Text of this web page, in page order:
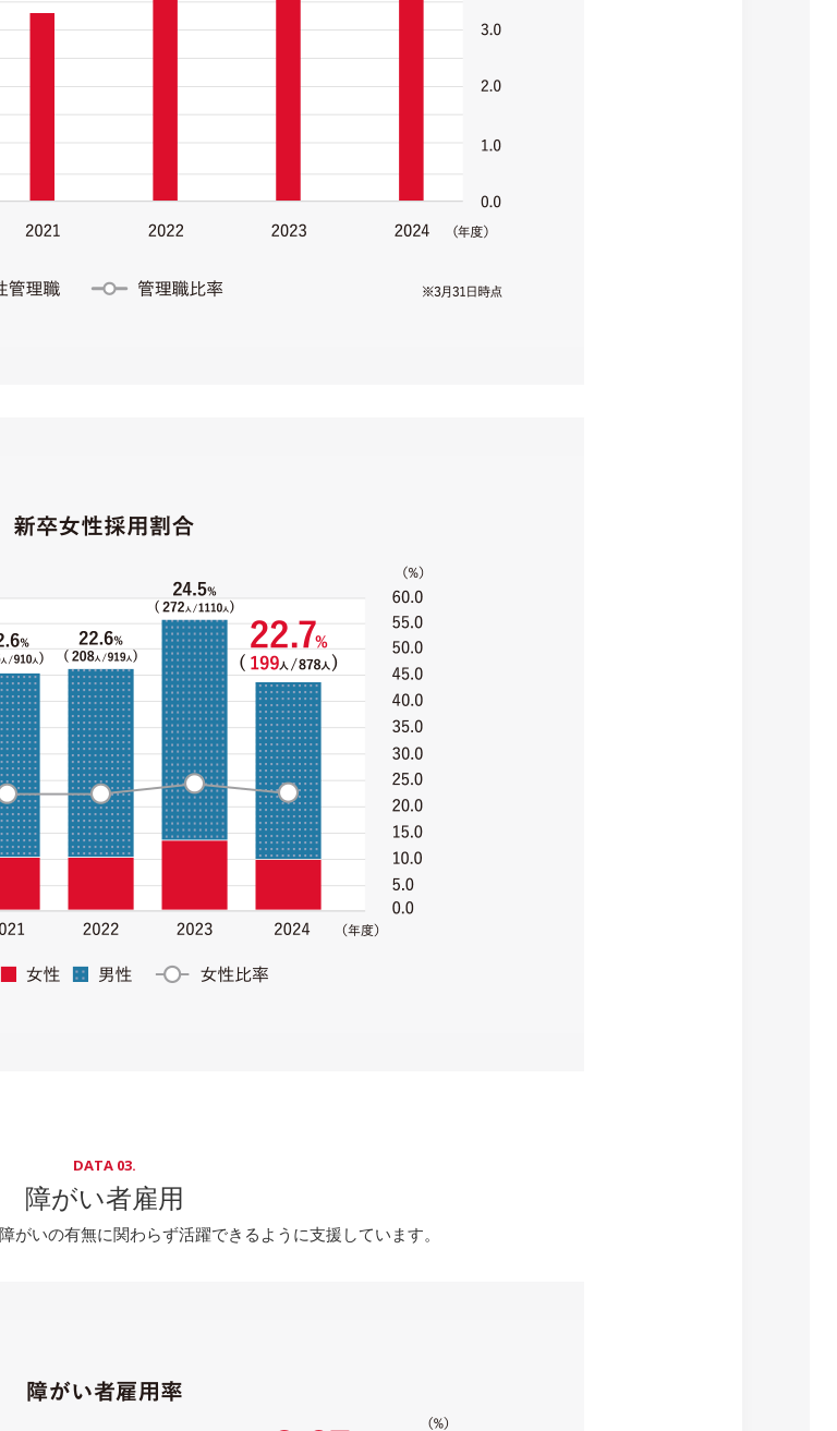
DATA 03.
障がい者雇用
障がいの有無に関わらず活躍できるように支援しています。